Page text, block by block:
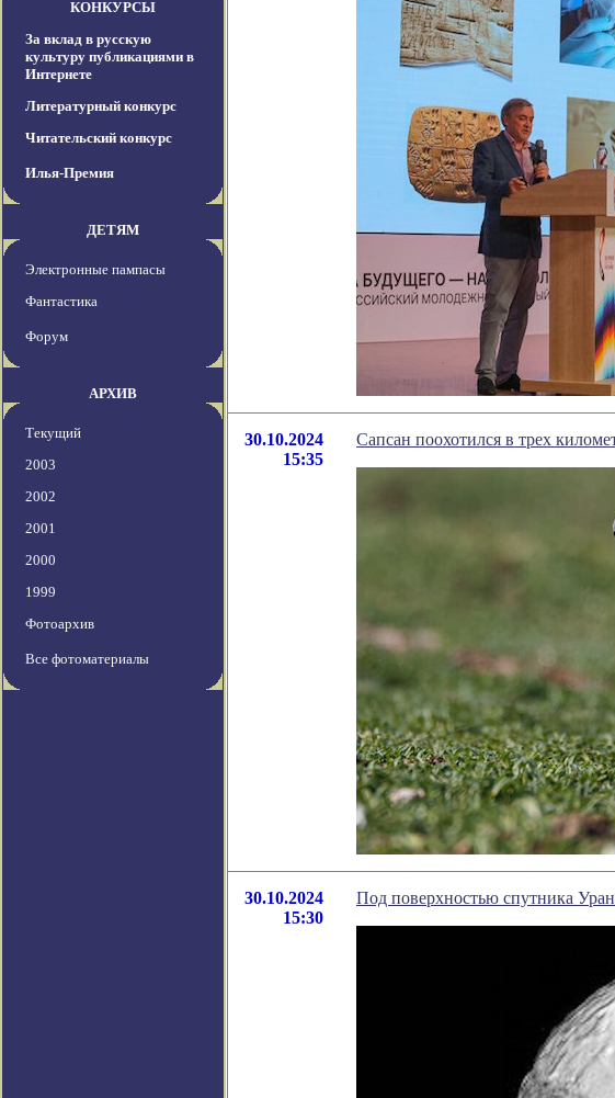
КОНКУРСЫ
За вклад в русскую
культуру публикациями в
Интернете
Литературный конкурс
Читательский конкурс
Илья-Премия
ДЕТЯМ
Электронные пампасы
Фантастика
Форум
АРХИВ
Текущий
2003
2002
2001
2000
1999
Фотоархив
Все фотоматериалы
30.10.2024
15:35
Сапсан поохотился в трех
30.10.2024
15:30
Под поверхностью спутника